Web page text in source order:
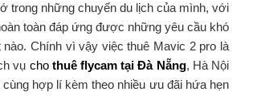
trong những chuyến du lịch của mình, với
toàn đáp ứng được những yêu cầu khó
Chính vì vậy việc thuê Mavic 2 pro là
vụ cho thuê flycam tại Đà Nẵng, Hà Nội
hợp lí kèm theo nhiều ưu đãi hứa hẹn